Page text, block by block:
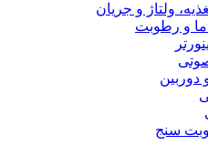
ولتاژ و جریان
و رطوبت
سنج